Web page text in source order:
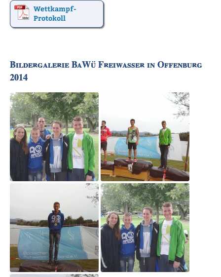
Wettkampf-
Protokoll
Bildergalerie BaWü Freiwasser in Offenburg
2014